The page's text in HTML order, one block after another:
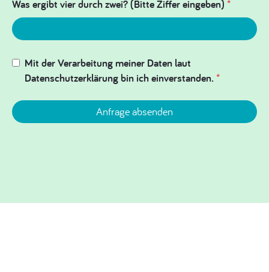
Was ergibt vier durch zwei? (Bitte Ziffer eingeben) *
Mit der Verarbeitung meiner Daten laut
Datenschutzerklärung bin ich einverstanden. *